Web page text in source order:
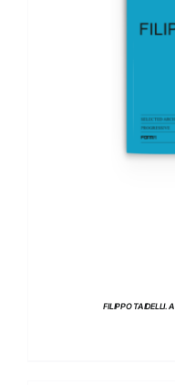
AGGIUNGI AL
FILIPPO TAIDELLI.